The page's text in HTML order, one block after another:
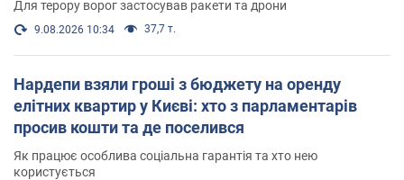
Для терору ворог застосував ракети та дрони
9.08.2026 10:34 37,7 т.
Нардепи взяли гроші з бюджету на оренду
елітних квартир у Києві: хто з парламентарів
просив кошти та де поселився
Як працює особлива соціальна гарантія та хто нею
користується